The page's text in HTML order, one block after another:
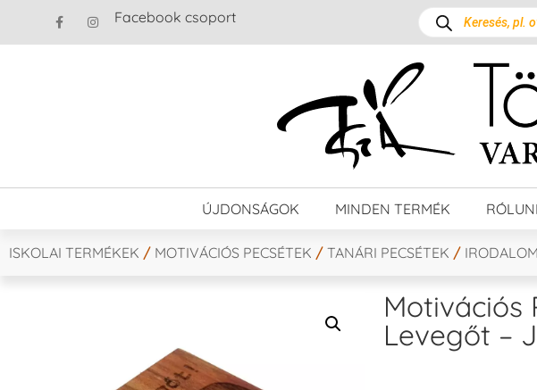
Facebook csoport
ÚJDONSÁGOK MINDEN TERMÉK
ISKOLAI TERMÉKEK / MOTIVÁCIÓS PECSÉTEK / TANÁRI PECSÉTEK / IRODALOM
Motivációs
Levegőt –